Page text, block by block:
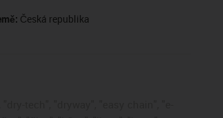
Česká republika